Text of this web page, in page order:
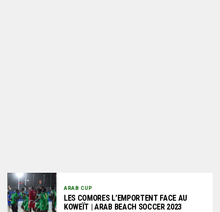
ARAB CUP
LES COMORES L’EMPORTENT FACE AU
KOWEÏT | ARAB BEACH SOCCER 2023